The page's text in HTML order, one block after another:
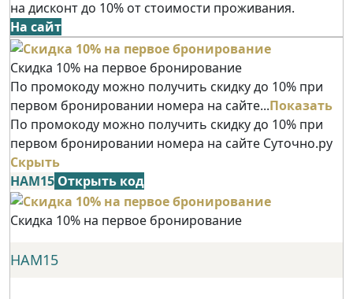
на дисконт до 10% от стоимости проживания.
На сайт
Скидка 10% на первое бронирование
По промокоду можно получить скидку до 10% при
первом бронировании номера на сайте...Показать
По промокоду можно получить скидку до 10% при
первом бронировании номера на сайте Суточно.ру
Скрыть
НАМ15 Открыть код
Скидка 10% на первое бронирование
НАМ15